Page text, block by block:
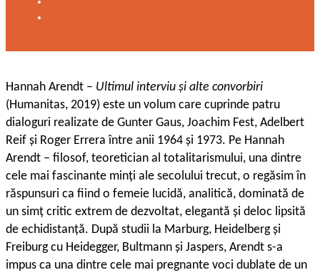
Hannah Arendt – Ultimul interviu și alte convorbiri
(Humanitas, 2019) este un volum care cuprinde patru
dialoguri realizate de Gunter Gaus, Joachim Fest, Adelbert
Reif și Roger Errera între anii 1964 și 1973. Pe Hannah
Arendt – filosof, teoretician al totalitarismului, una dintre
cele mai fascinante minți ale secolului trecut, o regăsim în
răspunsuri ca fiind o femeie lucidă, analitică, dominată de
un simț critic extrem de dezvoltat, elegantă și deloc lipsită
de echidistanță. După studii la Marburg, Heidelberg și
Freiburg cu Heidegger, Bultmann și Jaspers, Arendt s-a
impus ca una dintre cele mai pregnante voci dublate de un